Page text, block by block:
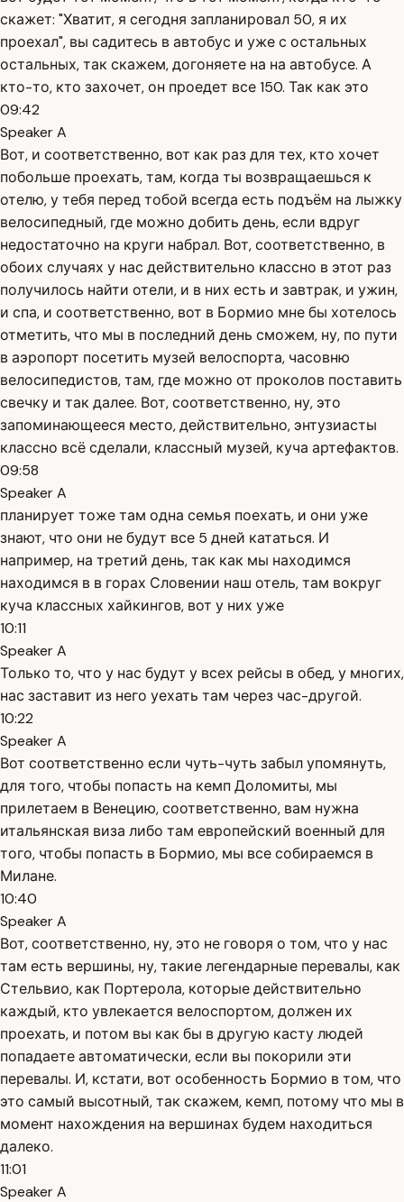
скажет: "Хватит, я сегодня запланировал 50, я их
проехал", вы садитесь в автобус и уже с остальных
остальных, так скажем, догоняете на на автобусе. А
кто-то, кто захочет, он проедет все 150. Так как это
09:42
Speaker A
Вот, и соответственно, вот как раз для тех, кто хочет
побольше проехать, там, когда ты возвращаешься к
отелю, у тебя перед тобой всегда есть подъём на лыжку
велосипедный, где можно добить день, если вдруг
недостаточно на круги набрал. Вот, соответственно, в
обоих случаях у нас действительно классно в этот раз
получилось найти отели, и в них есть и завтрак, и ужин,
и спа, и соответственно, вот в Бормио мне бы хотелось
отметить, что мы в последний день сможем, ну, по пути
в аэропорт посетить музей велоспорта, часовню
велосипедистов, там, где можно от проколов поставить
свечку и так далее. Вот, соответственно, ну, это
запоминающееся место, действительно, энтузиасты
классно всё сделали, классный музей, куча артефактов.
09:58
Speaker A
планирует тоже там одна семья поехать, и они уже
знают, что они не будут все 5 дней кататься. И
например, на третий день, так как мы находимся
находимся в в горах Словении наш отель, там вокруг
куча классных хайкингов, вот у них уже
10:11
Speaker A
Только то, что у нас будут у всех рейсы в обед, у многих,
нас заставит из него уехать там через час-другой.
10:22
Speaker A
Вот соответственно если чуть-чуть забыл упомянуть,
для того, чтобы попасть на кемп Доломиты, мы
прилетаем в Венецию, соответственно, вам нужна
итальянская виза либо там европейский военный для
того, чтобы попасть в Бормио, мы все собираемся в
Милане.
10:40
Speaker A
Вот, соответственно, ну, это не говоря о том, что у нас
там есть вершины, ну, такие легендарные перевалы, как
Стельвио, как Портерола, которые действительно
каждый, кто увлекается велоспортом, должен их
проехать, и потом вы как бы в другую касту людей
попадаете автоматически, если вы покорили эти
перевалы. И, кстати, вот особенность Бормио в том, что
это самый высотный, так скажем, кемп, потому что мы в
момент нахождения на вершинах будем находиться
далеко.
11:01
Speaker A